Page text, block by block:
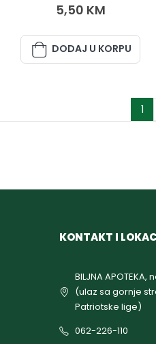
5,50 KM
DODAJ U KORPU
1
KONTAKT I
BILJNA APOTEKA,
(ulaz sa gornje
Patriotske lige)
062-226-110